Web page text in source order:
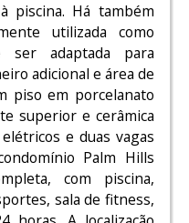
piscina. Há também
utilizada como
ser adaptada para
adicional e área de
piso em porcelanato
superior e cerâmica
e duas vagas
Palm Hills
com piscina,
sala de fitness,